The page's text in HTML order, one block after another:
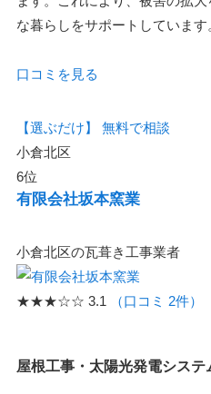
な暮らしをサポートしています
口コミを見る
【選ぶだけ】
無料で相談
小倉北区
6位
有限会社坂本窯業
小倉北区の瓦葺き工事業者
★★★☆☆ 3.1 （口コミ 2件）
屋根工事・太陽光発電システ